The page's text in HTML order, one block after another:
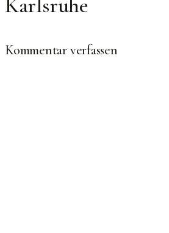
Kommentar verfassen